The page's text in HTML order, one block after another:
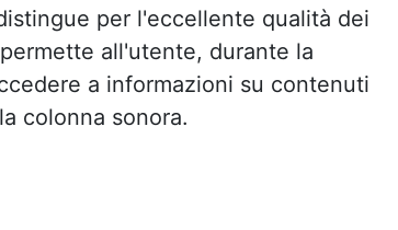
per l'eccellente qualità dei
all'utente, durante la
a informazioni su contenuti
colonna sonora.